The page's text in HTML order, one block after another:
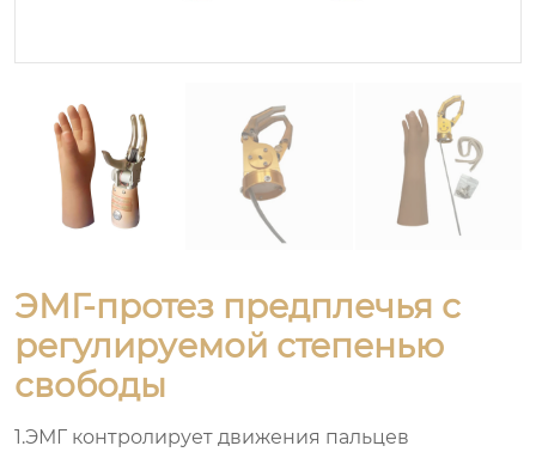
ЭМГ-протез предплечья с
регулируемой степенью
свободы
1.ЭМГ контролирует движения пальцев